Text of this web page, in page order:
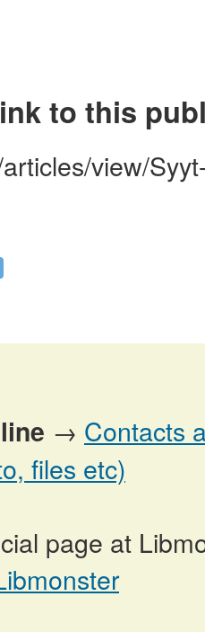
to this
view/
→ Contacts
files etc)
page at